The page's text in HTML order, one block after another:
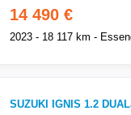
14 490 €
2023 - 18 117 km -
SUZUKI IGNIS 1.2